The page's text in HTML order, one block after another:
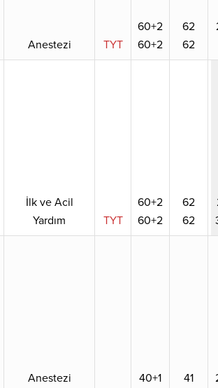
Anestezi TYT
60+2
60+2
62
62
İlk ve Acil
Yardım
TYT
60+2
60+2
62
62
Anestezi
40+1
41